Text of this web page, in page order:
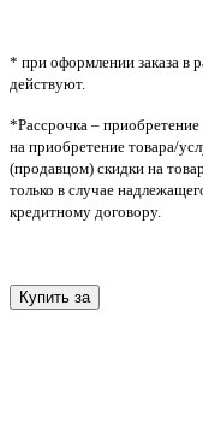
* при оформлении заказа в
действуют.
*Рассрочка – приобретение
на приобретение товара/
(продавцом) скидки на
только в случае
кредитному договору.
Купить за